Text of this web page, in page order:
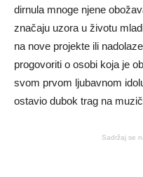
dirnula mnoge njene
značaju uzora u životu
na nove projekte ili
progovoriti o osobi koja je
svom prvom ljubavnom
ostavio dubok trag na
Sadržaj se